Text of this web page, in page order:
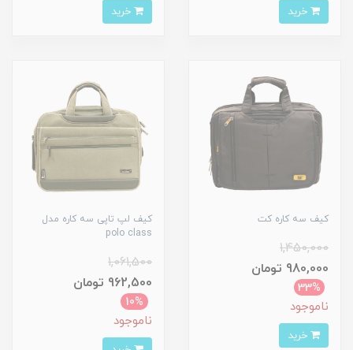
کیف سه کاره کت
1,450,000
980,000 تومان
33%
ناموجود
کیف لپ تاپی سه کاره مدل
polo class
1,061,500
962,500 تومان
10%
ناموجود